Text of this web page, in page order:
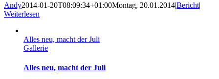
Andy2014-01-20T08:09:34+01:00Montag, 20.01.2014|Bericht|
Weiterlesen
Alles neu, macht der Juli
Gallerie
Alles neu, macht der Juli